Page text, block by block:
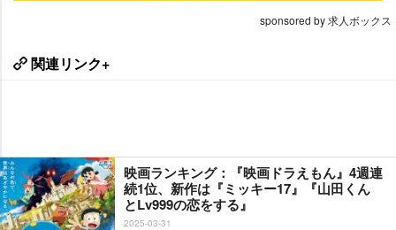
sponsored by 求人ボックス
関連リンク+
映画ランキング：『映画ドラえもん』4週連
続1位、新作は『ミッキー17』『山田くん
とLv999の恋をする』
2025-03-31